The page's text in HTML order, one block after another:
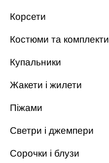
Корсети
Костюми та комплекти
Купальники
Жакети і жилети
Піжами
Светри і джемпери
Сорочки і блузи